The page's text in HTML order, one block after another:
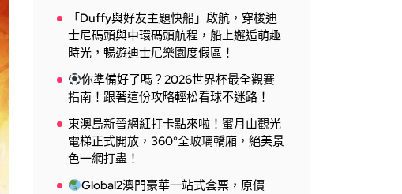
「Duffy與好友主題快船」啟航，穿梭迪
士尼碼頭與中環碼頭航程，船上邂逅萌趣
時光，暢遊迪士尼樂園度假區！
你準備好了嗎？2026世界杯最全觀賽
指南！跟著這份攻略輕松看球不迷路！
東澳島新晉網紅打卡點來啦！蜜月山觀光
電梯正式開放，360°全玻璃轎廂，絕美景
色一網打盡！
Global2澳門豪華一站式套票，原價